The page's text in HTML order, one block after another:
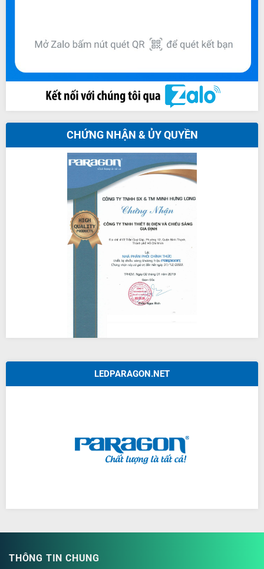
CHỨNG NHẬN & ỦY QUYỀN
LEDPARAGON.NET
THÔNG TIN CHUNG